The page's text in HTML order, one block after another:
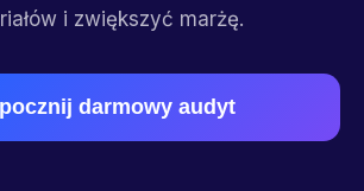
i zwiększyć marżę.
darmowy audyt